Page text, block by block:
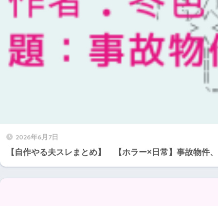
2026年6月7日
【自作やる夫スレまとめ】 【ホラー×日常】事故物